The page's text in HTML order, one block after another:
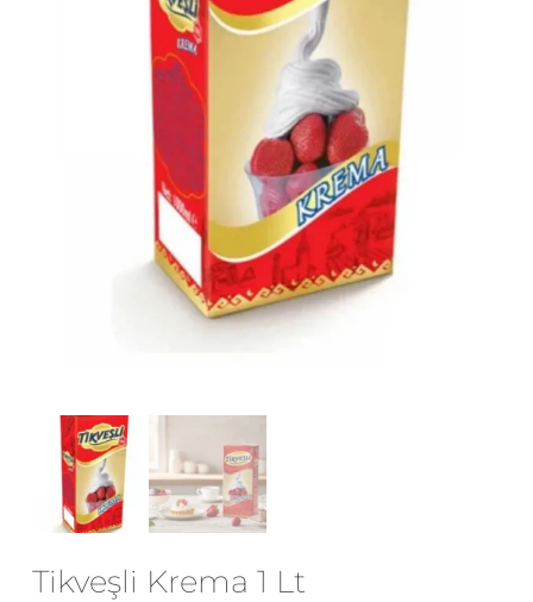
Tikveşli Krema 1 Lt
Daha sonraki yorumlarımda
kullanılması için adım, e-posta adresim
ve site adresim bu tarayıcıya
kaydedilsin.